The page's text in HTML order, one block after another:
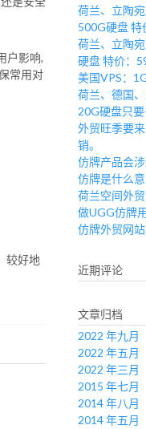
户影响,
常用对
较好地
荷兰、立陶
500G硬盘 特
荷兰、立陶
硬盘 特价：
美国VPS：
荷兰、德国
20G硬盘只
外贸旺季要
销。
仿牌产品会
仿牌是什么意
荷兰空间外
做UGG仿牌
仿牌外贸网
近期评论
文章归档
2022 年九月
2022 年五月
2022 年三月
2015 年七月
2014 年八月
2014 年五月